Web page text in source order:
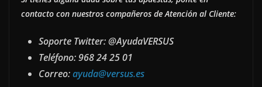
contacto con nuestros compañeros de Atención al Cliente:
Soporte Twitter: @AyudaVERSUS
Teléfono: 968 24 25 01
Correo:ayuda@versus.es